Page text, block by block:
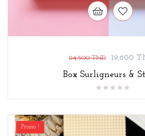
Prix
base
24,500 TND Prix
19,600
Box Surligneurs &
Promo !